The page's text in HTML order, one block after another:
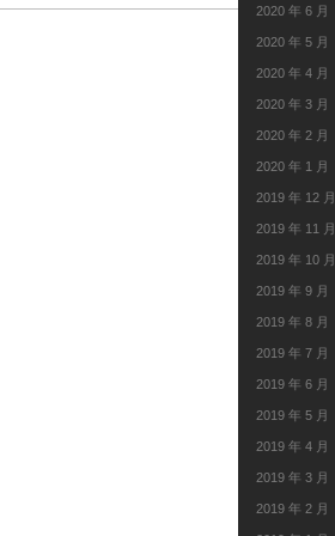
2020 年 6 月
2020 年 5 月
2020 年 4 月
2020 年 3 月
2020 年 2 月
2020 年 1 月
2019 年 12 月
2019 年 11 月
2019 年 10 月
2019 年 9 月
2019 年 8 月
2019 年 7 月
2019 年 6 月
2019 年 5 月
2019 年 4 月
2019 年 3 月
2019 年 2 月